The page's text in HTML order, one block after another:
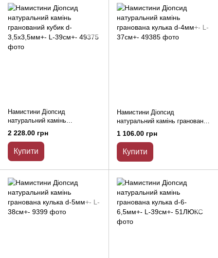
Намистини Діопсид
натуральний камінь
гранований кубик d-
3,5х3,5мм+- L-39см+-
2 228.00 грн
Купити
Намистини Діопсид
натуральний камінь гранована
кулька d-4мм+- L-37см+-
1 106.00 грн
Купити